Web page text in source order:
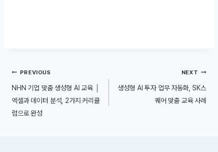
글
내
비
게
PREVIOUS
NHN 기업 맞춤 생성형 AI 교육 │
엑셀과 데이터 분석, 2가지 커리큘
럼으로 완성
NEXT
생성형 AI 투자 업무 자동화, SK스
퀘어 맞춤 교육 사례